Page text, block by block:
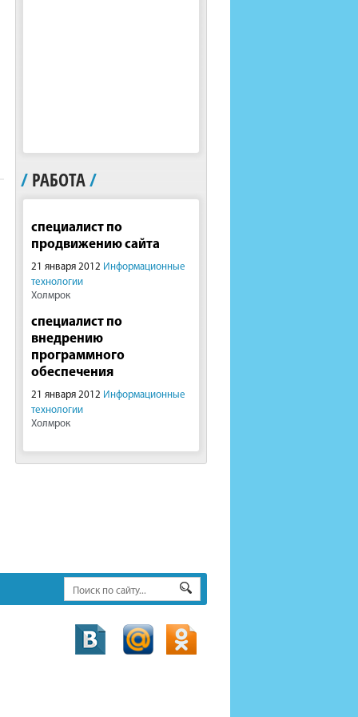
/ РАБОТА/
специалист по
продвижению сайта
21 января 2012 Информационные
технологии
Холмрок
специалист по
внедрению
программного
обеспечения
21 января 2012 Информационные
технологии
Холмрок